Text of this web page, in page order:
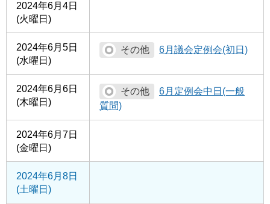
2024年6月4日
(火曜日)
2024年6月5日
(水曜日)
6月議会定例会(初日)
2024年6月6日
(木曜日)
6月定例会中日(一般
質問)
2024年6月7日
(金曜日)
2024年6月8日
(土曜日)